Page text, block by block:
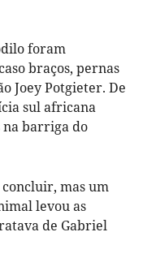
foram
braços, pernas
Joey Potgieter. De
sul africana
na barriga do
concluir, mas um
levou as
de Gabriel